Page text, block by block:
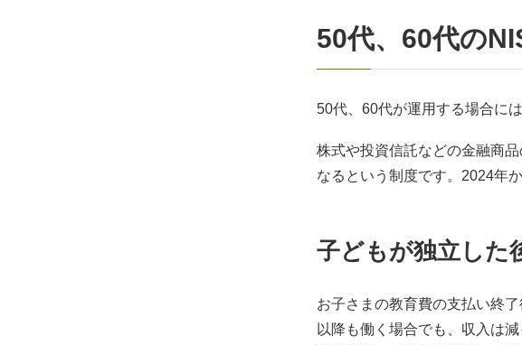
50代、60代の
50代、60代が運用する場合に
株式や投資信託などの金融商
なるという制度です。2024年
子どもが独立した
お子さまの教育費の支払い終
以降も働く場合でも、収入は